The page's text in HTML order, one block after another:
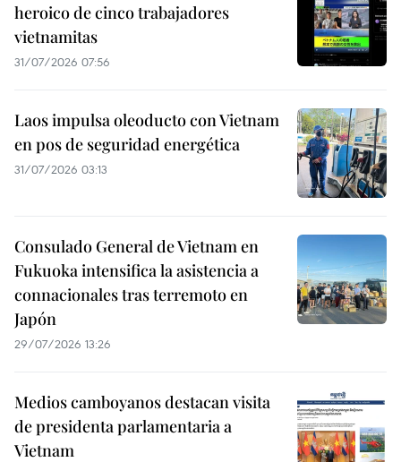
heroico de cinco trabajadores
vietnamitas
31/07/2026 07:56
Laos impulsa oleoducto con Vietnam
en pos de seguridad energética
31/07/2026 03:13
Consulado General de Vietnam en
Fukuoka intensifica la asistencia a
connacionales tras terremoto en
Japón
29/07/2026 13:26
Medios camboyanos destacan visita
de presidenta parlamentaria a
Vietnam